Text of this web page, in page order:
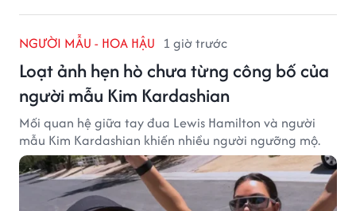
NGƯỜI MẪU - HOA HẬU 1 giờ trước
Loạt ảnh hẹn hò chưa từng công bố của
người mẫu Kim Kardashian
Mối quan hệ giữa tay đua Lewis Hamilton và người
mẫu Kim Kardashian khiến nhiều người ngưỡng mộ.